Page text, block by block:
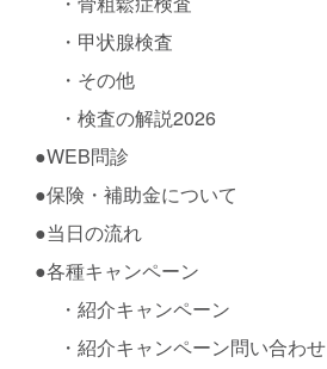
・ 甲状腺検査
・ その他
・検査の解説2026
●WEB問診
●保険・補助金について
●当日の流れ
●各種キャンペーン
・紹介キャンペーン
・紹介キャンペーン問い合わせ